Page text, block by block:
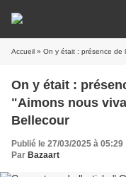
Accueil » On y était : présence de
On y était :
"Aimons nous
Bellecour
Publié le 27/03/2025 à 05:29
Par Bazaart